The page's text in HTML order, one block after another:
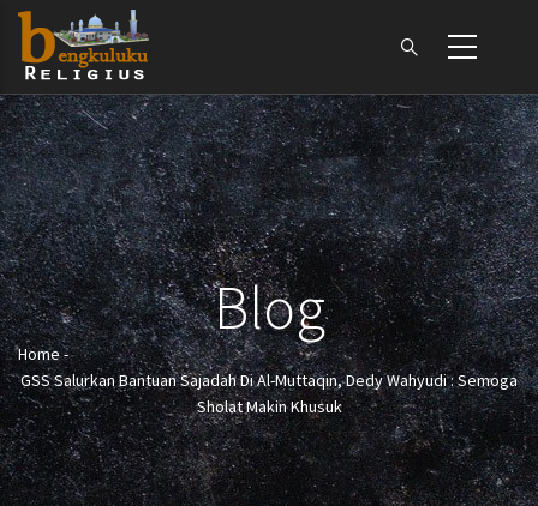
Skip
main
content
Blog
Breadcrumb
Home-
GSS Salurkan Bantuan Sajadah Di Al-Muttaqin, Dedy Wahyudi : Semoga
Sholat Makin Khusuk